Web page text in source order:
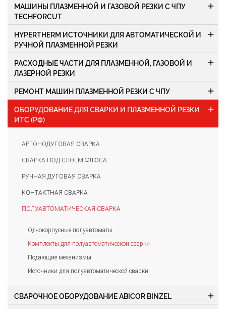
МАШИНЫ ПЛАЗМЕННОЙ И ГАЗОВОЙ РЕЗКИ С ЧПУ
TECHFORCUT
add
HYPERTHERM ИСТОЧНИКИ ДЛЯ АВТОМАТИЧЕСКОЙ И
РУЧНОЙ ПЛАЗМЕННОЙ РЕЗКИ
add
РАСХОДНЫЕ ЧАСТИ ДЛЯ ПЛАЗМЕННОЙ, ГАЗОВОЙ И
ЛАЗЕРНОЙ РЕЗКИ
add
РЕМОНТ МАШИН ПЛАЗМЕННОЙ РЕЗКИ С ЧПУ add
ОБОРУДОВАНИЕ ДЛЯ СВАРКИ И ПЛАЗМЕННОЙ РЕЗКИ
ИТС (РФ)
add
АРГОНОДУГОВАЯ СВАРКА
СВАРКА ПОД СЛОЕМ ФЛЮСА
РУЧНАЯ ДУГОВАЯ СВАРКА
КОНТАКТНАЯ СВАРКА
ПОЛУАВТОМАТИЧЕСКАЯ СВАРКА
Однокорпусные полуавтоматы
Комплекты для полуавтоматической сварки
Подающие механизмы
Источники для полуавтоматической сварки
СВАРОЧНОЕ ОБОРУДОВАНИЕ ABICOR BINZEL add